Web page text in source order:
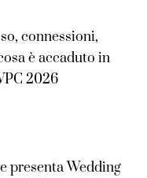
connessioni,
è accaduto in
2026
presenta Wedding